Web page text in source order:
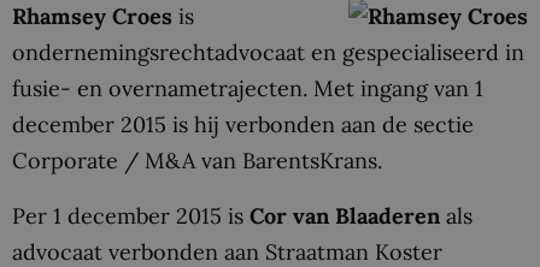
Rhamsey Croes is
ondernemingsrechtadvocaat en gespecialiseerd in
fusie- en overnametrajecten. Met ingang van 1
december 2015 is hij verbonden aan de sectie
Corporate / M&A van BarentsKrans.
Per 1 december 2015 is Cor van Blaaderen als
advocaat verbonden aan Straatman Koster